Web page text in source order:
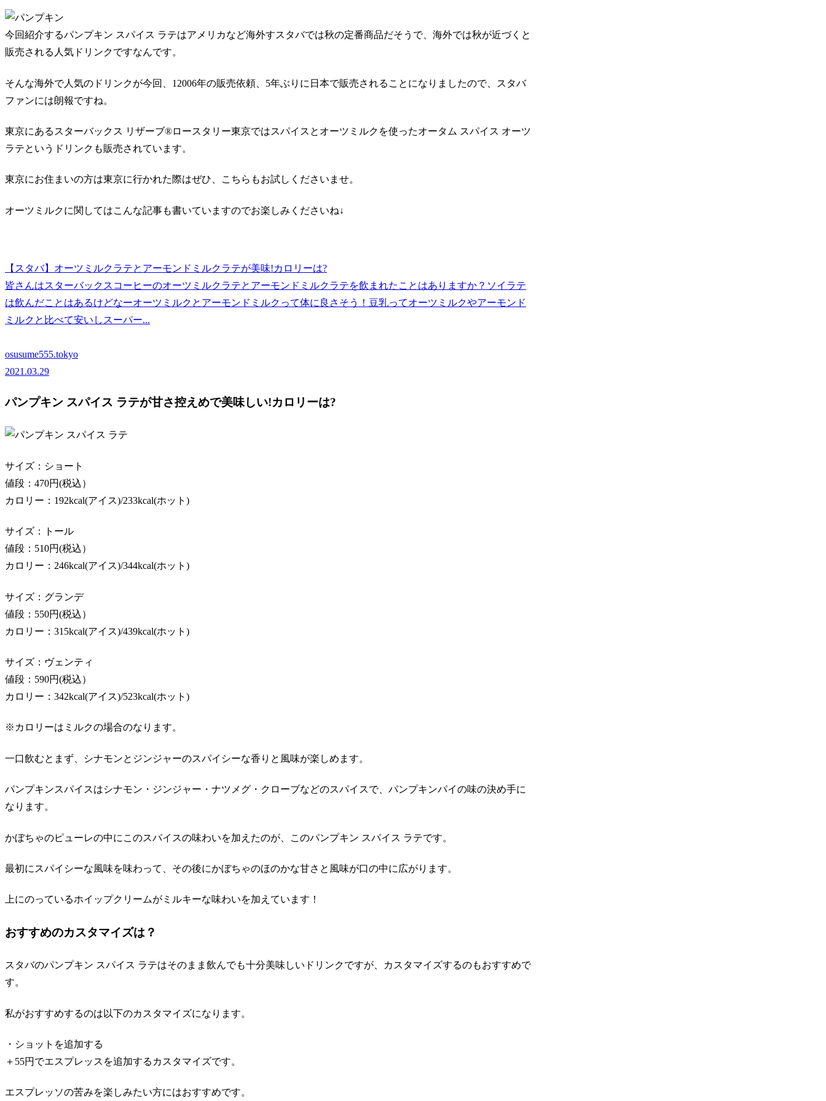
今回紹介するパンプキン スパイス ラテはアメリカなど海外すスタバでは秋の定番商品だそうで、海外では秋が近づくと
販売される人気ドリンクですなんです。
そんな海外で人気のドリンクが今回、12006年の販売依頼、5年ぶりに日本で販売されることになりましたので、スタバ
ファンには朗報ですね。
東京にあるスターバックス リザーブ®ロースタリー東京ではスパイスとオーツミルクを使ったオータム スパイス オーツ
ラテというドリンクも販売されています。
東京にお住まいの方は東京に行かれた際はぜひ、こちらもお試しくださいませ。
オーツミルクに関してはこんな記事も書いていますのでお楽しみくださいね↓
【スタバ】オーツミルクラテとアーモンドミルクラテが美味!カロリーは?
皆さんはスターバックスコーヒーのオーツミルクラテとアーモンドミルクラテを飲まれたことはありますか？ソイラテ
は飲んだことはあるけどなーオーツミルクとアーモンドミルクって体に良さそう！豆乳ってオーツミルクやアーモンド
ミルクと比べて安いしスーパー...
osusume555.tokyo
2021.03.29
パンプキン スパイス ラテが甘さ控えめで美味しい!カロリーは?
サイズ：ショート
値段：470円(税込）
カロリー：192kcal(アイス)/233kcal(ホット)
サイズ：トール
値段：510円(税込）
カロリー：246kcal(アイス)/344kcal(ホット)
サイズ：グランデ
値段：550円(税込）
カロリー：315kcal(アイス)/439kcal(ホット)
サイズ：ヴェンティ
値段：590円(税込）
カロリー：342kcal(アイス)/523kcal(ホット)
※カロリーはミルクの場合のなります。
一口飲むとまず、シナモンとジンジャーのスパイシーな香りと風味が楽しめます。
パンプキンスパイスはシナモン・ジンジャー・ナツメグ・クローブなどのスパイスで、パンプキンパイの味の決め手に
なります。
かぼちゃのピューレの中にこのスパイスの味わいを加えたのが、このパンプキン スパイス ラテです。
最初にスパイシーな風味を味わって、その後にかぼちゃのほのかな甘さと風味が口の中に広がります。
上にのっているホイップクリームがミルキーな味わいを加えています！
おすすめのカスタマイズは？
スタバのパンプキン スパイス ラテはそのまま飲んでも十分美味しいドリンクですが、カスタマイズするのもおすすめで
す。
私がおすすめするのは以下のカスタマイズになります。
・ショットを追加する
＋55円でエスプレッスを追加するカスタマイズです。
エスプレッソの苦みを楽しみたい方にはおすすめです。